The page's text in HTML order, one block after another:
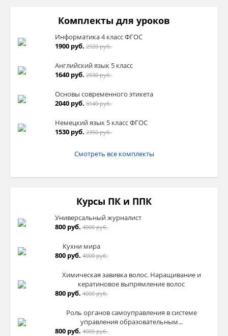
Комплекты для уроков
Информатика 4 класс ФГОС
1900 руб. 2920 руб.
Английский язык 5 класс
1640 руб. 2530 руб.
Основы современного этикета
2040 руб. 3140 руб.
Немецкий язык 5 класс ФГОС
1530 руб. 2350 руб.
Смотреть все комплекты
Курсы ПК и ППК
Универсальный журналист
800 руб. 4000 руб.
Кухни мира
800 руб. 4000 руб.
Химическая завивка волос. Наращивание и
кератиновое выпрямление волос
800 руб. 4000 руб.
Роль органов самоуправления в системе
управления образовательным...
800 руб. 4000 руб.